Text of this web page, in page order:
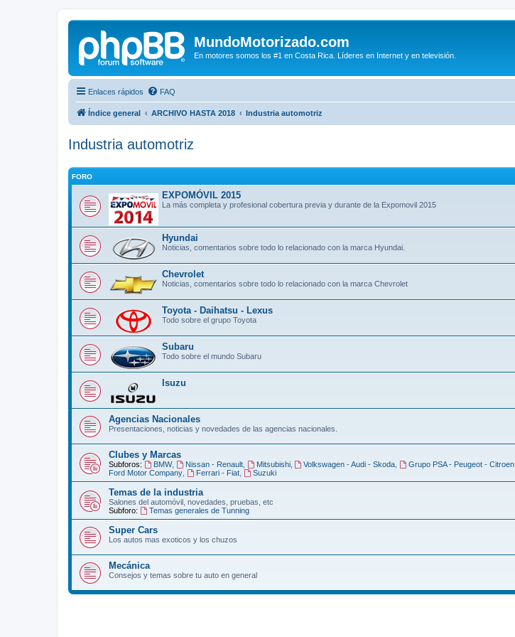
MundoMotorizado.com
En motores somos los #1 en Costa Rica. Líderes en Internet y en televisión.
Enlaces rápidos FAQ
Índice general ARCHIVO HASTA 2018 Industria automotriz
Industria automotriz
FORO
EXPOMÓVIL 2015
La más completa y profesional cobertura previa y durante de la Expomovil 2015
Hyundai
Noticias, comentarios sobre todo lo relacionado con la marca Hyundai.
Chevrolet
Noticias, comentarios sobre todo lo relacionado con la marca Chevrolet
Toyota - Daihatsu - Lexus
Todo sobre el grupo Toyota
Subaru
Todo sobre el mundo Subaru
Isuzu
Agencias Nacionales
Presentaciones, noticias y novedades de las agencias nacionales.
Clubes y Marcas
Subforos: BMW, Nissan - Renault, Mitsubishi, Volkswagen - Audi - Skoda Grupo PSA - Peugeot - Citroen
Ford Motor Company
Ferrari - Fiat, Suzuki
Temas de la industria
Salones del automóvil, novedades, pruebas, etc
Subforo:
Temas generales de Tunning
Super Cars
Los autos mas exoticos y los chuzos
Mecánica
Consejos y temas sobre tu auto en general